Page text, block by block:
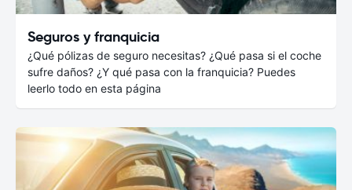
Seguros y franquicia
¿Qué pólizas de seguro necesitas? ¿Qué pasa si el coche
sufre daños? ¿Y qué pasa con la franquicia? Puedes
leerlo todo en esta página